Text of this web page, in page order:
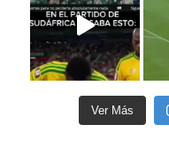
Ver Más